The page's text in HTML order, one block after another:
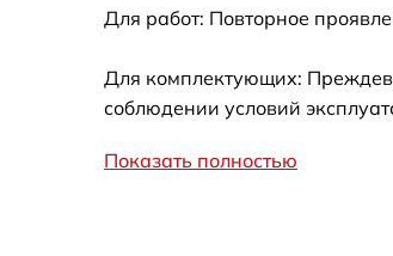
Замена микросхемы
Замена ключей
Ремонт цепи питания
Для работ: Повторное
Для комплектующих:
соблюдении условий
Показать полностью